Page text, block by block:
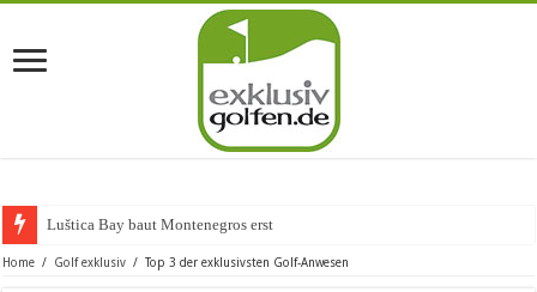
Luštica Bay baut Montenegros erste Golf-Commu
Home / Golf exklusiv / Top 3 der exklusivsten Golf-Anwesen